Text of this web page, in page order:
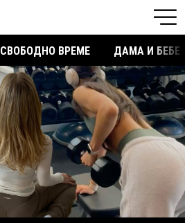
СВОБОДНО ВРЕМЕ ДАМА И БЕБЕ